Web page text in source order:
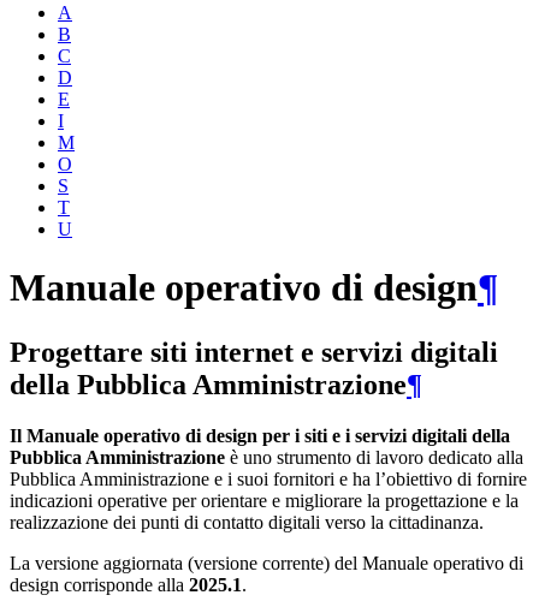
A
B
C
D
E
I
M
O
S
T
U
Manuale operativo di design¶
Progettare siti internet e servizi digitali
della Pubblica Amministrazione¶
Il Manuale operativo di design per i siti e i servizi digitali della
Pubblica Amministrazione è uno strumento di lavoro dedicato alla
Pubblica Amministrazione e i suoi fornitori e ha l’obiettivo di fornire
indicazioni operative per orientare e migliorare la progettazione e la
realizzazione dei punti di contatto digitali verso la cittadinanza.
La versione aggiornata (versione corrente) del Manuale operativo di
design corrisponde alla 2025.1.